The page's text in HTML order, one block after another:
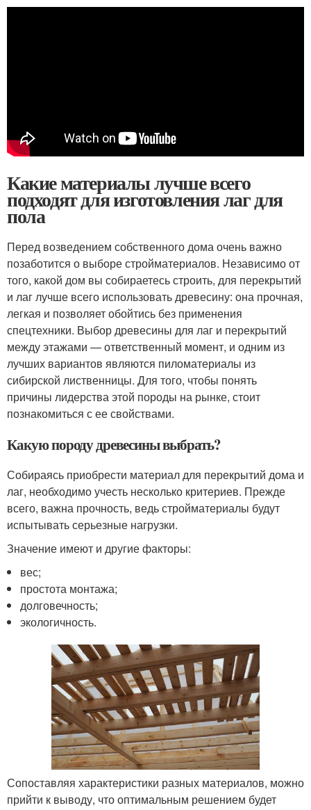
Какие материалы лучше всего
подходят для изготовления лаг для
пола
Перед возведением собственного дома очень важно
позаботится о выборе стройматериалов. Независимо от
того, какой дом вы собираетесь строить, для перекрытий
и лаг лучше всего использовать древесину: она прочная,
легкая и позволяет обойтись без применения
спецтехники. Выбор древесины для лаг и перекрытий
между этажами — ответственный момент, и одним из
лучших вариантов являются пиломатериалы из
сибирской лиственницы. Для того, чтобы понять
причины лидерства этой породы на рынке, стоит
познакомиться с ее свойствами.
Какую породу древесины выбрать?
Собираясь приобрести материал для перекрытий дома и
лаг, необходимо учесть несколько критериев. Прежде
всего, важна прочность, ведь стройматериалы будут
испытывать серьезные нагрузки.
Значение имеют и другие факторы:
вес;
простота монтажа;
долговечность;
экологичность.
Сопоставляя характеристики разных материалов, можно
прийти к выводу, что оптимальным решением будет